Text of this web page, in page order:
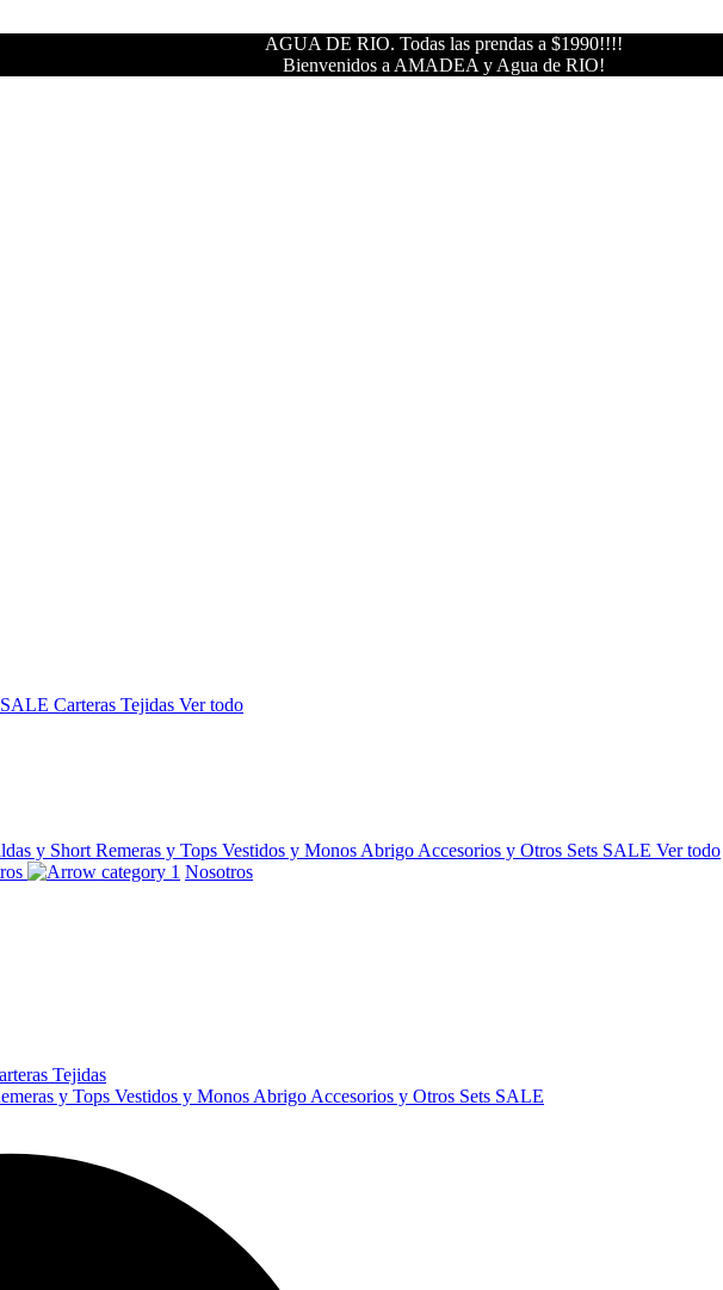
AGUA DE RIO. Todas las prendas a $1990!!!!
Bienvenidos a AMADEA y Agua de RIO!
SALE Carteras Tejidas Ver todo
y Short Remeras y Tops Vestidos y Monos Abrigo Accesorios y Otros Sets SALE Ver todo
Nosotros
Tejidas
y Tops Vestidos y Monos Abrigo Accesorios y Otros Sets SALE